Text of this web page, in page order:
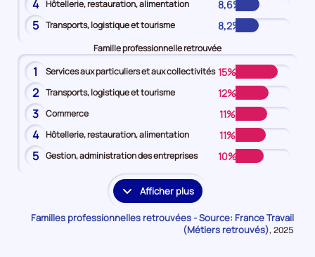
4 Hôtellerie, restauration, alimentation 8,6%
5 Transports, logistique et tourisme 8,2%
Famille professionnelle retrouvée
1 Services aux particuliers et aux collectivités 15%
2 Transports, logistique et tourisme 12%
3 Commerce 11%
4 Hôtellerie, restauration, alimentation 11%
5 Gestion, administration des entreprises 10%
Afficher plus
les
familles
professionnelles
Familles professionnelles retrouvées - Source: France Travail
(Métiers retrouvés), Données
2025